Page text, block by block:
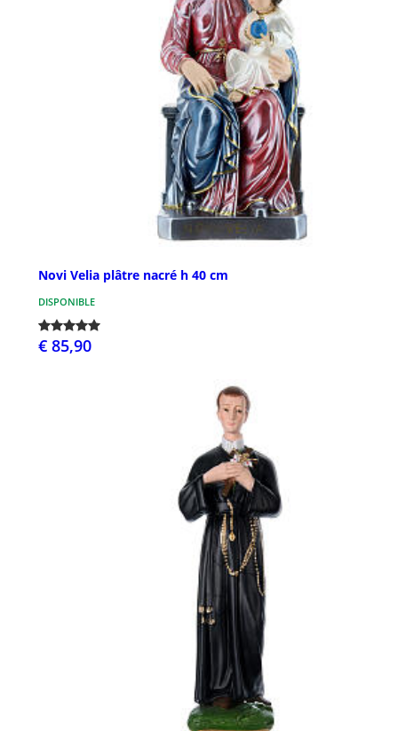
Novi Velia plâtre nacré h 40 cm
DISPONIBLE
€ 85,90